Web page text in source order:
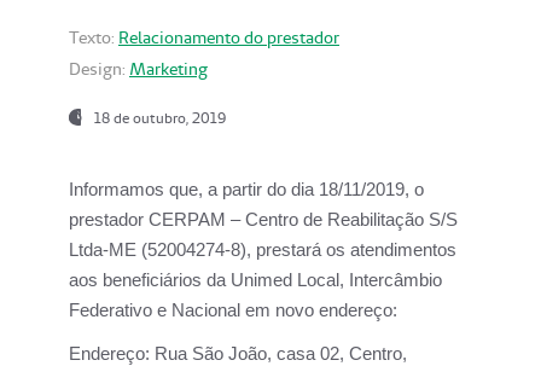
Texto: Relacionamento do prestador
Design: Marketing
18 de outubro, 2019
Informamos que, a partir do dia 18/11/2019, o
prestador CERPAM – Centro de Reabilitação S/S
Ltda-ME (52004274-8), prestará os atendimentos
aos beneficiários da Unimed Local, Intercâmbio
Federativo e Nacional em novo endereço:
Endereço: Rua São João, casa 02, Centro,